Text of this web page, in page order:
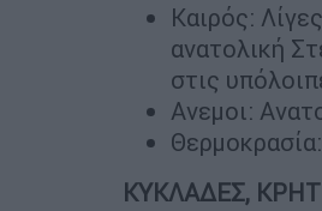
Καιρός:
ανατολική
στις
Ανεμοι:
ΚΥΚΛΑΔΕΣ,